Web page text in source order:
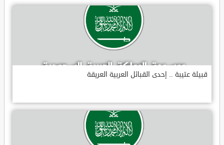
قبيلة عتيبة .. إحدى القبائل العربية العريقة